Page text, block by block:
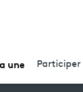
une Participer